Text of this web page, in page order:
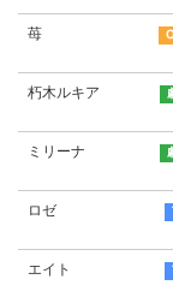
苺
朽木ルキア
ミリーナ
ロゼ
エイト